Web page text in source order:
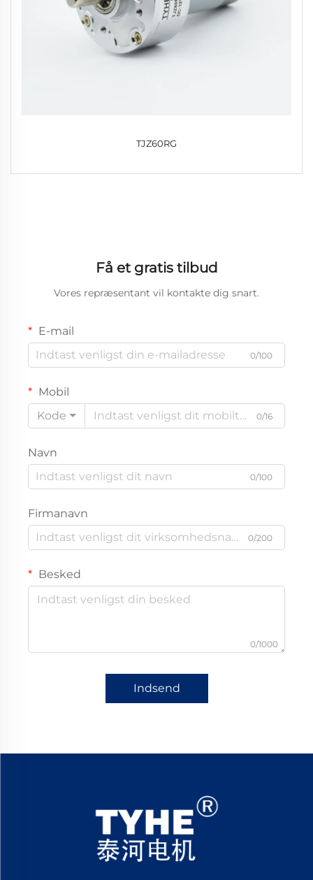
TJZ60RG
Få et gratis tilbud
Vores repræsentant vil kontakte dig snart.
E-mail
0/100
Mobil
Kode
0/16
Navn
0/100
Firmanavn
0/200
Besked
0/1000
Indsend